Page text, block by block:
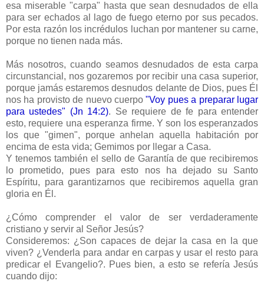
esa miserable "carpa" hasta que sean desnudados de ella
para ser echados al lago de fuego eterno por sus pecados.
Por esta razón los incrédulos luchan por mantener su carne,
porque no tienen nada más.
Más nosotros, cuando seamos desnudados de esta carpa
circunstancial, nos gozaremos por recibir una casa superior,
porque jamás estaremos desnudos delante de Dios, pues Él
nos ha provisto de nuevo cuerpo"Voy pues a preparar lugar
para ustedes" (Jn 14:2). Se requiere de fe para entender
esto, requiere una esperanza firme. Y son los esperanzados
los que "gimen", porque anhelan aquella habitación por
encima de esta vida; Gemimos por llegar a Casa.
Y tenemos también el sello de Garantía de que recibiremos
lo prometido, pues para esto nos ha dejado su Santo
Espíritu, para garantizarnos que recibiremos aquella gran
gloria en Él.
¿Cómo comprender el valor de ser verdaderamente
cristiano y servir al Señor Jesús?
Consideremos: ¿Son capaces de dejar la casa en la que
viven? ¿Venderla para andar en carpas y usar el resto para
predicar el Evangelio?. Pues bien, a esto se refería Jesús
cuando dijo: